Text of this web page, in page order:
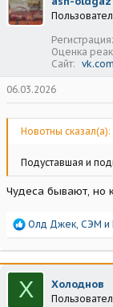
и
и
Регистрация
Оценка
Сайт
vk.com
06.03.2026
Новотны сказал(а):
Подуставшая и
Чудеса бывают, но
Р
а
к
ц
и
и
Олд Джек СЭМ и
Х Холоднов